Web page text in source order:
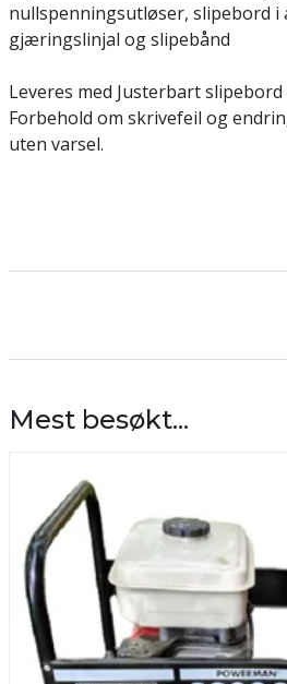
nullspenningsutløser, slipebord i
gjæringslinjal og slipebånd
Leveres med Justerbart
Forbehold om skrivefeil og
uten varsel.
Mest besøkt...